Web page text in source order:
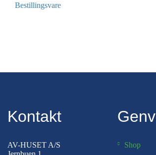
Bestillingsvare
Kontakt
AV-HUSET A/S
Shop